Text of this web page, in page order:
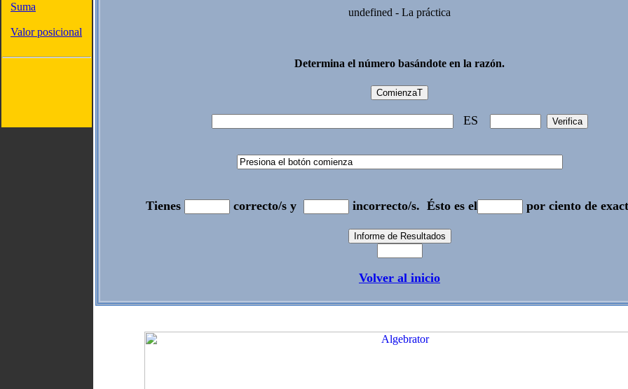
Suma
Valor posicional
undefined - La práctica
Determina el número basándote en la razón.
ES
Tienes correcto/s y incorrecto/s. Ésto es el por ciento de
Volver al inicio